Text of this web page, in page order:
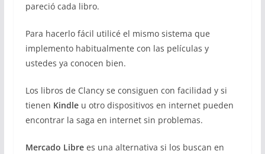
pareció cada libro.
Para hacerlo fácil utilicé el mismo sistema que
implemento habitualmente con las películas y
ustedes ya conocen bien.
Los libros de Clancy se consiguen con facilidad y si
tienen Kindleu otro dispositivos en internet pueden
encontrar la saga en internet sin problemas.
Mercado Librees una alternativa si los buscan en